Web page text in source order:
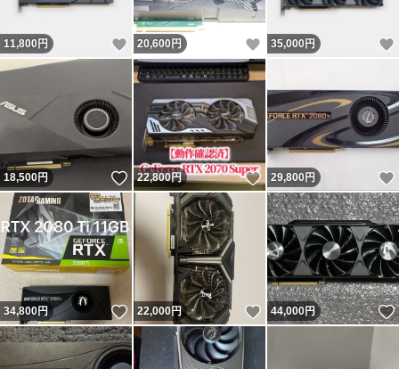
11,800 円 いいね！
20,600 円 いいね！
35,000 円
18,500円 いいね！
22,800円 いいね！
29,800円
34,800円 いいね！
22,000円 いいね！
44,000円